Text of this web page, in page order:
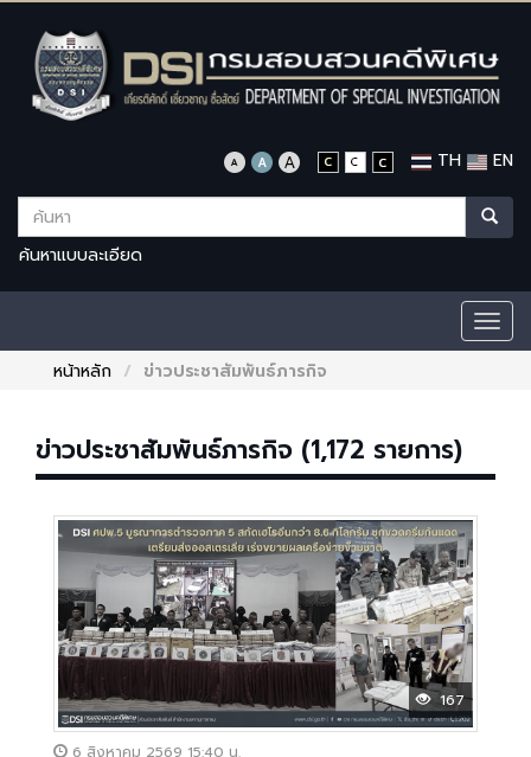
TH EN
ค้นหาแบบละเอียด
หน้าหลัก
ข่าวประชาสัมพันธ์ภารกิจ
ข่าวประชาสัมพันธ์ภารกิจ (1,172 รายการ)
167